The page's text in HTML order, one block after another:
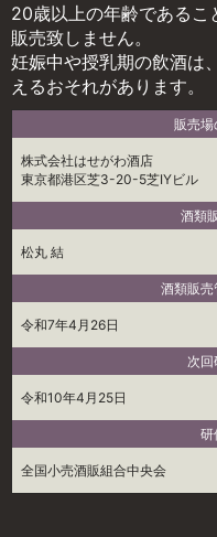
20歳以上の年齢であるこ
販売致しません。
妊娠中や授乳期の飲酒は
えるおそれがあります。
販売場
株式会社はせがわ酒店
東京都港区芝3-20-5芝IYビル
酒類
松丸 結
酒類販売
令和7年4月26日
次
令和10年4月25日
研
全国小売酒販組合中央会